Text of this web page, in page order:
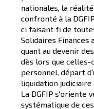
nationales, la
confronté à la
ci faisant fi de
Solidaires Finances
quant au devenir
dès lors que celles-
personnel, départ
liquidation
La DGFIP s'oriente
systématique de